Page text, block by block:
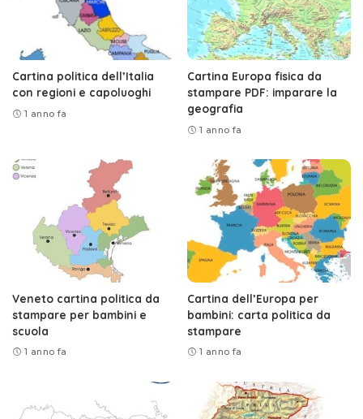
Cartina politica dell’Italia
con regioni e capoluoghi
1 anno fa
Cartina Europa fisica da
stampare PDF: imparare la
geografia
1 anno fa
Veneto cartina politica da
stampare per bambini e
scuola
1 anno fa
Cartina dell’Europa per
bambini: carta politica da
stampare
1 anno fa